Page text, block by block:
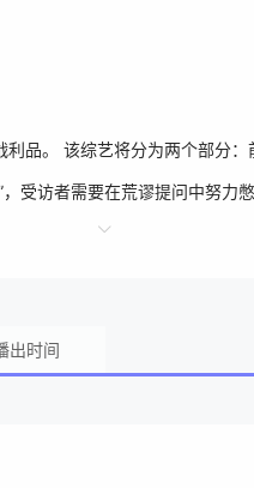
品。 该综艺将分为两个部分
，受访者需要在荒谬提问中努
出时间